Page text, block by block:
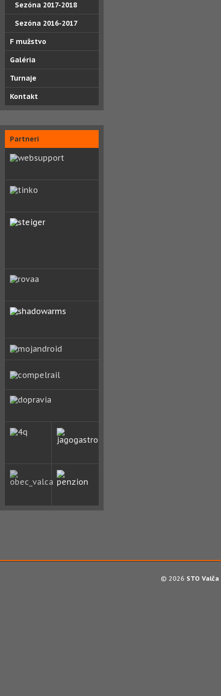
Sezóna 2017-2018
Sezóna 2016-2017
F mužstvo
Galéria
Turnaje
Kontakt
Partneri
© 2026 STO Valča